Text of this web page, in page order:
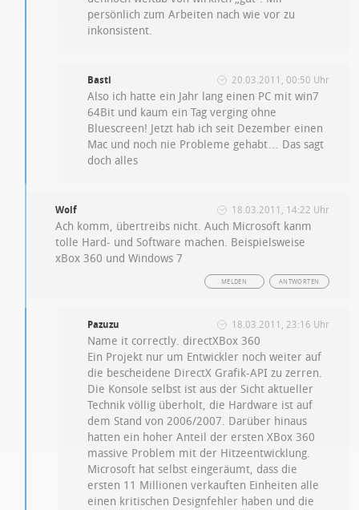
persönlich zum Arbeiten nach wie vor zu
inkonsistent.
Basti 20.03.2011, 00:50 Uhr
Also ich hatte ein Jahr lang einen PC mit win7
64Bit und kaum ein Tag verging ohne
Bluescreen! Jetzt hab ich seit Dezember einen
Mac und noch nie Probleme gehabt… Das sagt
doch alles
Wolf 18.03.2011, 14:22 Uhr
Ach komm, übertreibs nicht. Auch Microsoft kanm
tolle Hard- und Software machen. Beispielsweise
xBox 360 und Windows 7
ANTWORTEN
MELDEN
Pazuzu 18.03.2011, 23:16 Uhr
Name it correctly. directXBox 360
Ein Projekt nur um Entwickler noch weiter auf
die bescheidene DirectX Grafik-API zu zerren.
Die Konsole selbst ist aus der Sicht aktueller
Technik völlig überholt, die Hardware ist auf
dem Stand von 2006/2007. Darüber hinaus
hatten ein hoher Anteil der ersten XBox 360
massive Problem mit der Hitzeentwicklung.
Microsoft hat selbst eingeräumt, dass die
ersten 11 Millionen verkauften Einheiten alle
einen kritischen Designfehler haben und die